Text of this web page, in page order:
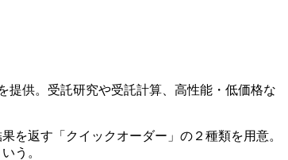
提供。受託研究や受託計算、高性能・低価格な
返す「クイックオーダー」の２種類を用意。
う。